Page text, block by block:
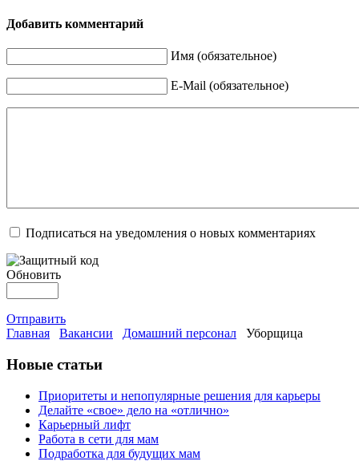
Добавить комментарий
Имя (обязательное)
E-Mail (обязательное)
Подписаться на уведомления о новых комментариях
Обновить
Отправить
Главная
Вакансии Домашний персонал Уборщица
Новые статьи
Приоритеты и непопулярные решения для карьеры
Делайте «свое» дело на «отлично»
Карьерный лифт
Работа в сети для мам
Подработка для будущих мам